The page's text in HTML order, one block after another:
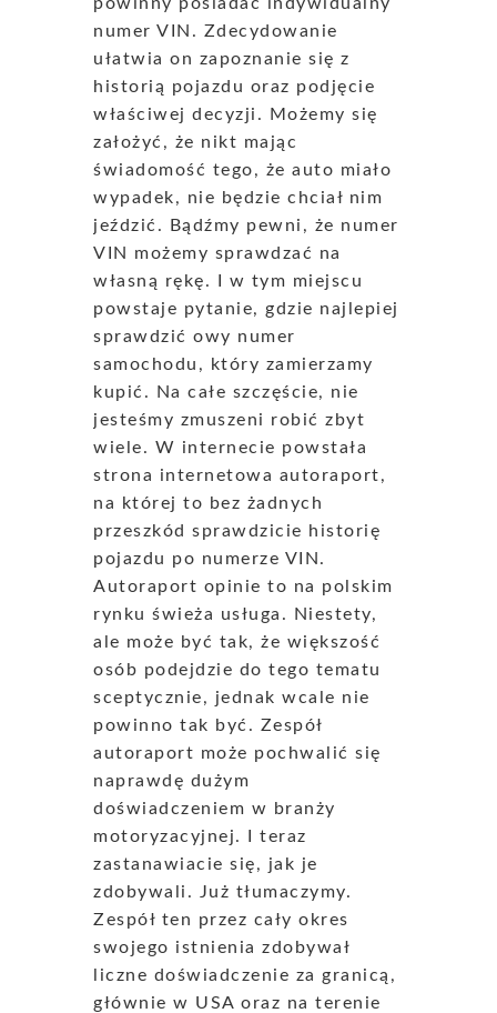
numer VIN. Zdecydowanie
ułatwia on zapoznanie się z
historią pojazdu oraz podjęcie
właściwej decyzji. Możemy się
założyć, że nikt mając
świadomość tego, że auto miało
wypadek, nie będzie chciał nim
jeździć. Bądźmy pewni, że numer
VIN możemy sprawdzać na
własną rękę. I w tym miejscu
powstaje pytanie, gdzie najlepiej
sprawdzić owy numer
samochodu, który zamierzamy
kupić. Na całe szczęście, nie
jesteśmy zmuszeni robić zbyt
wiele. W internecie powstała
strona internetowa autoraport,
na której to bez żadnych
przeszkód sprawdzicie historię
pojazdu po numerze VIN.
Autoraport opinie to na polskim
rynku świeża usługa. Niestety,
ale może być tak, że większość
osób podejdzie do tego tematu
sceptycznie, jednak wcale nie
powinno tak być. Zespół
autoraport może pochwalić się
naprawdę dużym
doświadczeniem w branży
motoryzacyjnej. I teraz
zastanawiacie się, jak je
zdobywali. Już tłumaczymy.
Zespół ten przez cały okres
swojego istnienia zdobywał
liczne doświadczenie za granicą,
głównie w USA oraz na terenie